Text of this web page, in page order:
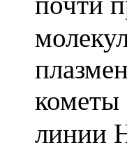
кометы
линии